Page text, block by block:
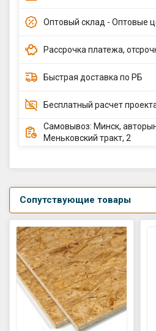
Оптовый склад - Оптовые
Рассрочка платежа,
Быстрая доставка по РБ
Бесплатный расчет
Самовывоз: Минск,
Меньковский тракт, 2
Сопутствующие товары